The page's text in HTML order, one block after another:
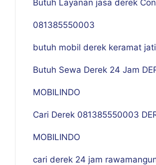
Butuh Layanan jasa derek
081385550003
butuh mobil derek keramat jati
Butuh Sewa Derek 24 Jam
MOBILINDO
Cari Derek 081385550003
MOBILINDO
cari derek 24 jam